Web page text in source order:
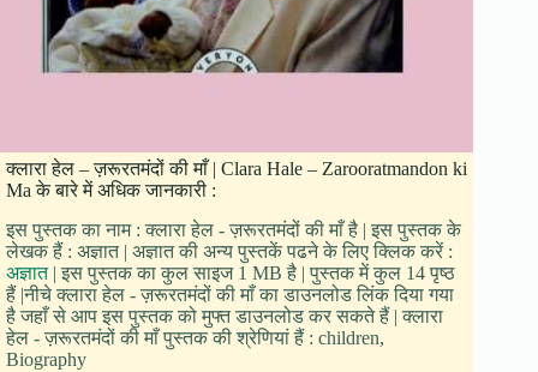
क्लारा हेल – ज़रूरतमंदों की माँ | Clara Hale – Zarooratmandon ki
Ma के बारे में अधिक जानकारी :
इस पुस्तक का नाम : क्लारा हेल - ज़रूरतमंदों की माँ है | इस पुस्तक के
लेखक हैं : अज्ञात | अज्ञात की अन्य पुस्तकें पढने के लिए क्लिक करें :
अज्ञात| इस पुस्तक का कुल साइज 1 MB है | पुस्तक में कुल 14 पृष्ठ
हैं |नीचे क्लारा हेल - ज़रूरतमंदों की माँ का डाउनलोड लिंक दिया गया
है जहाँ से आप इस पुस्तक को मुफ्त डाउनलोड कर सकते हैं | क्लारा
हेल - ज़रूरतमंदों की माँ पुस्तक की श्रेणियां हैं : children,
Biography